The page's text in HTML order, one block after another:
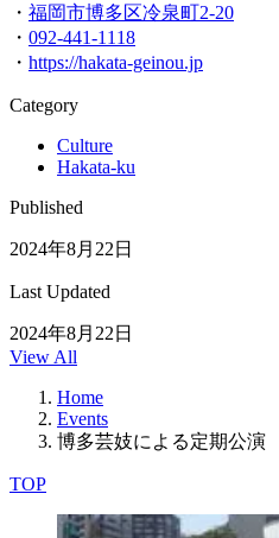
・ 福岡市博多区冷泉町2-20
・ 092-441-1118
・ https://hakata-geinou.jp
Category
Culture
Hakata-ku
Published
2024年8月22日
Last Updated
2024年8月22日
View All
Home
Events
博多芸妓による定期公演
TOP